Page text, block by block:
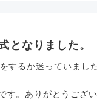
となりました。
するか迷っていまし
。ありがとうござい